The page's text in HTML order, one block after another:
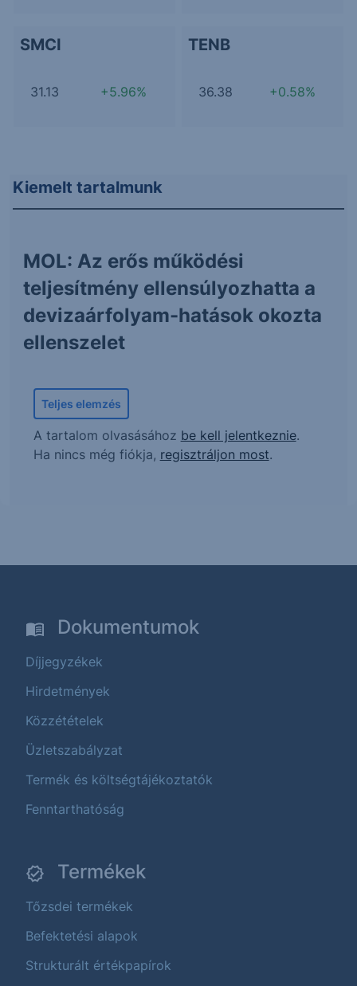
SMCI
31.13 +5.96%
TENB
36.38 +0.58%
Kiemelt tartalmunk
MOL: Az erős működési
teljesítmény ellensúlyozhatta a
devizaárfolyam-hatások okozta
ellenszelet
Teljes elemzés
A tartalom olvasásához be kell jelentkeznie.
Ha nincs még fiókja, regisztráljon most.
Dokumentumok
Díjjegyzékek
Hirdetmények
Közzétételek
Üzletszabályzat
Termék és költségtájékoztatók
Fenntarthatóság
Termékek
Tőzsdei termékek
Befektetési alapok
Strukturált értékpapírok